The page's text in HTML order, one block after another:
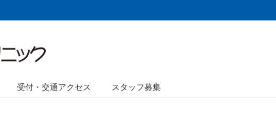
受付・交通アクセス スタッフ募集